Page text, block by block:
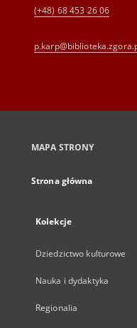
(+48) 68 453 26 06
MAPA STRONY
Strona główna
Kolekcje
Dziedzictwo kulturowe
Nauka i dydaktyka
Regionalia